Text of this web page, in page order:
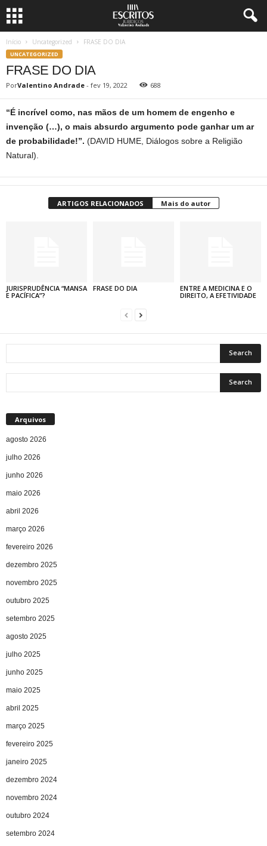
Início Uncategorized FRASE DO DIA
UNCATEGORIZED
FRASE DO DIA
PorValentino Andrade - fev 19, 2022 688
“É incrível como, nas mãos de um homem de engenho e
invenção (…), o mais absurdo argumento pode ganhar um ar
de probabilidade!”. (DAVID HUME, Diálogos sobre a Religião
Natural).
ARTIGOS RELACIONADOS Mais do autor
JURISPRUDÊNCIA “MANSA
E PACÍFICA”?
FRASE DO DIA
ENTRE A MEDICINA E O
DIREITO, A EFETIVIDADE
Arquivos
agosto 2026
julho 2026
junho 2026
maio 2026
abril 2026
março 2026
fevereiro 2026
dezembro 2025
novembro 2025
outubro 2025
setembro 2025
agosto 2025
julho 2025
junho 2025
maio 2025
abril 2025
março 2025
fevereiro 2025
janeiro 2025
dezembro 2024
novembro 2024
outubro 2024
setembro 2024